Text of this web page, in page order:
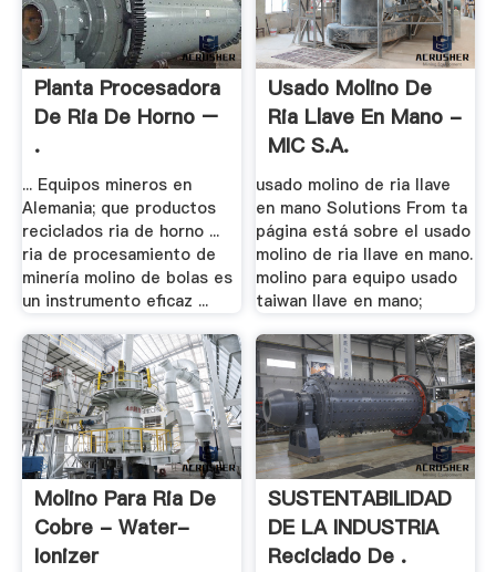
Planta Procesadora
De Ria De Horno –
.
... Equipos mineros en
Alemania; que productos
reciclados ria de horno ...
ria de procesamiento de
minería molino de bolas es
un instrumento eficaz ...
Usado Molino De
Ria Llave En Mano -
MIC S.A.
usado molino de ria llave
en mano Solutions From ta
página está sobre el usado
molino de ria llave en mano.
molino para equipo usado
taiwan llave en mano;
Molino Para Ria De
Cobre - Water-
Ionizer
SUSTENTABILIDAD
DE LA INDUSTRIA
Reciclado De .